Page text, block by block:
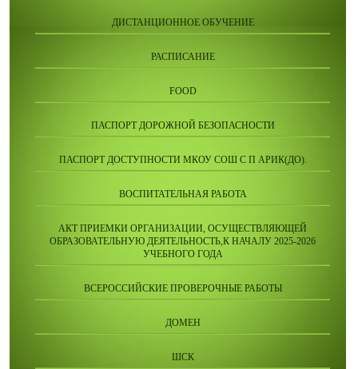
ДИСТАНЦИОННОЕ ОБУЧЕНИЕ
РАСПИСАНИЕ
FOOD
ПАСПОРТ ДОРОЖНОЙ БЕЗОПАСНОСТИ
ПАСПОРТ ДОСТУПНОСТИ МКОУ СОШ С П АРИК(ДО).
ВОСПИТАТЕЛЬНАЯ РАБОТА
АКТ ПРИЕМКИ ОРГАНИЗАЦИИ, ОСУЩЕСТВЛЯЮЩЕЙ
ОБРАЗОВАТЕЛЬНУЮ ДЕЯТЕЛЬНОСТЬ,К НАЧАЛУ 2025-2026
УЧЕБНОГО ГОДА
ВСЕРОССИЙСКИЕ ПРОВЕРОЧНЫЕ РАБОТЫ
ДОМЕН
ШСК